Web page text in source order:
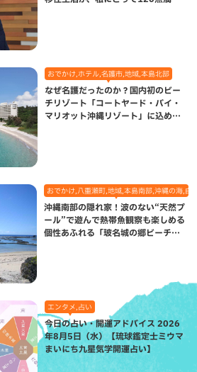
おでかけ,ホテル,名護市,地域,本島北部
なぜ名護だったのか？国内初のビー
チリゾート「コートヤード・バイ・
マリオット沖縄リゾート」に込めら
おでかけ,八重瀬町,地域,本島南部,沖縄の海,自
沖縄南部の隠れ家！波のない“天然プ
ール”で遊んで熱帯魚観察も楽しめる
個性あふれる「玻名城の郷ビーチ」
エンタメ,占い
今日の占い・開運アドバイス 2026
年8月5日（水）【琉球鑑定士ミウマ
まいにち九星気学開運占い】